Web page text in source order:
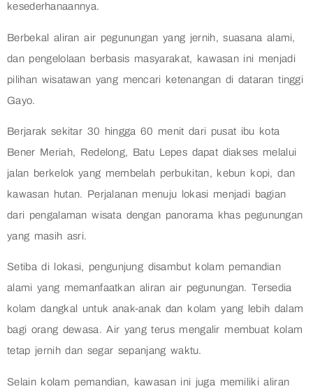
kesederhanaannya.
Berbekal aliran air pegunungan yang jernih, suasana alami,
dan pengelolaan berbasis masyarakat, kawasan ini menjadi
pilihan wisatawan yang mencari ketenangan di dataran tinggi
Gayo.
Berjarak sekitar 30 hingga 60 menit dari pusat ibu kota
Bener Meriah, Redelong, Batu Lepes dapat diakses melalui
jalan berkelok yang membelah perbukitan, kebun kopi, dan
kawasan hutan. Perjalanan menuju lokasi menjadi bagian
dari pengalaman wisata dengan panorama khas pegunungan
yang masih asri.
Setiba di lokasi, pengunjung disambut kolam pemandian
alami yang memanfaatkan aliran air pegunungan. Tersedia
kolam dangkal untuk anak-anak dan kolam yang lebih dalam
bagi orang dewasa. Air yang terus mengalir membuat kolam
tetap jernih dan segar sepanjang waktu.
Selain kolam pemandian, kawasan ini juga memiliki aliran